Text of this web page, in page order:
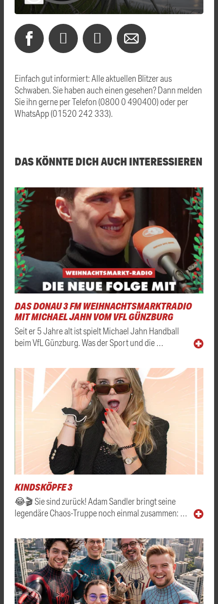
Einfach gut informiert: Alle aktuellen Blitzer aus
Schwaben. Sie haben auch einen gesehen? Dann melden
Sie ihn gerne per Telefon (0800 0 490400) oder per
WhatsApp (01520 242 333).
DAS KÖNNTE DICH AUCH INTERESSIEREN
DAS DONAU 3 FM WEIHNACHTSMARKTRADIO
MIT MICHAEL JAHN VOM VFL GÜNZBURG
Seit er 5 Jahre alt ist spielt Michael Jahn Handball
beim VfL Günzburg. Was der Sport und die …
KINDSKÖPFE 3
😂🎬 Sie sind zurück! Adam Sandler bringt seine
legendäre Chaos-Truppe noch einmal zusammen: …